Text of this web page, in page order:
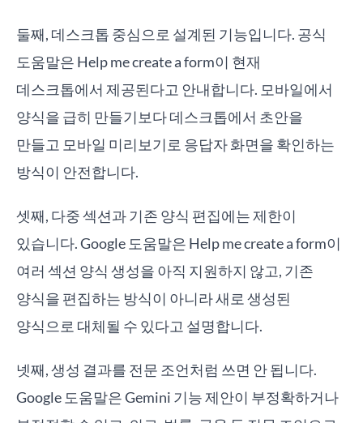
둘째, 데스크톱 중심으로 설계된 기능입니다. 공식
도움말은 Help me create a form이 현재
데스크톱에서 제공된다고 안내합니다. 모바일에서
양식을 급히 만들기보다 데스크톱에서 초안을
만들고 모바일 미리보기로 응답자 화면을 확인하는
방식이 안전합니다.
셋째, 다중 섹션과 기존 양식 편집에는 제한이
있습니다. Google 도움말은 Help me create a form이
여러 섹션 양식 생성을 아직 지원하지 않고, 기존
양식을 편집하는 방식이 아니라 새로 생성된
양식으로 대체될 수 있다고 설명합니다.
넷째, 생성 결과를 전문 조언처럼 쓰면 안 됩니다.
Google 도움말은 Gemini 기능 제안이 부정확하거나